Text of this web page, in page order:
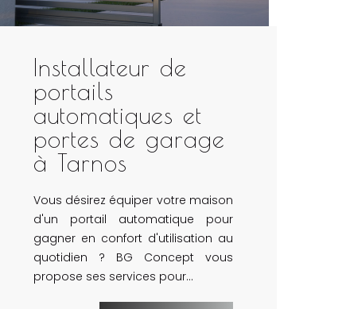
Installateur de
portails
automatiques et
portes de garage
à Tarnos
Vous désirez équiper votre maison
d'un portail automatique pour
gagner en confort d'utilisation au
quotidien ? BG Concept vous
propose ses services pour…